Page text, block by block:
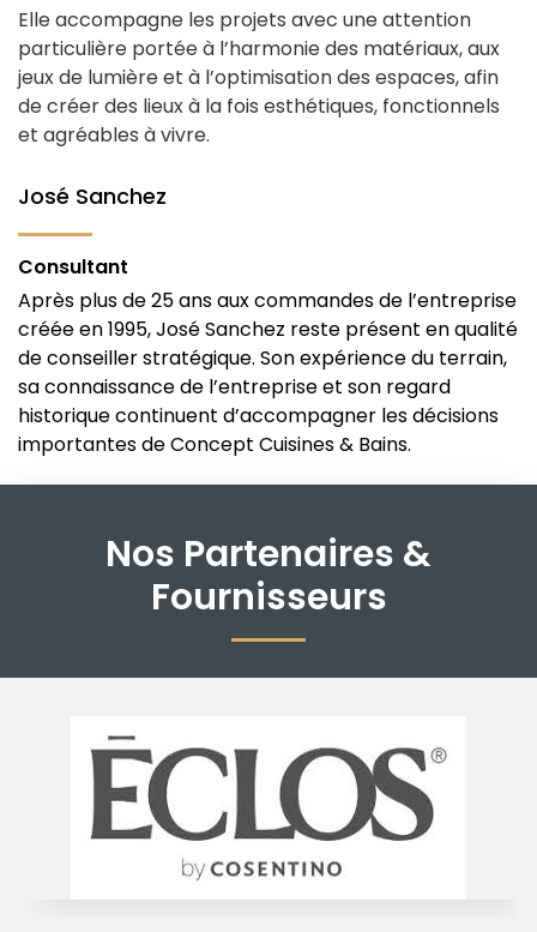
Elle accompagne les projets avec une attention
particulière portée à l’harmonie des matériaux, aux
jeux de lumière et à l’optimisation des espaces, afin
de créer des lieux à la fois esthétiques, fonctionnels
et agréables à vivre.
José Sanchez
Consultant
Après plus de 25 ans aux commandes de l’entreprise
créée en 1995, José Sanchez reste présent en qualité
de conseiller stratégique. Son expérience du terrain,
sa connaissance de l’entreprise et son regard
historique continuent d’accompagner les décisions
importantes de Concept Cuisines & Bains.
Nos Partenaires &
Fournisseurs